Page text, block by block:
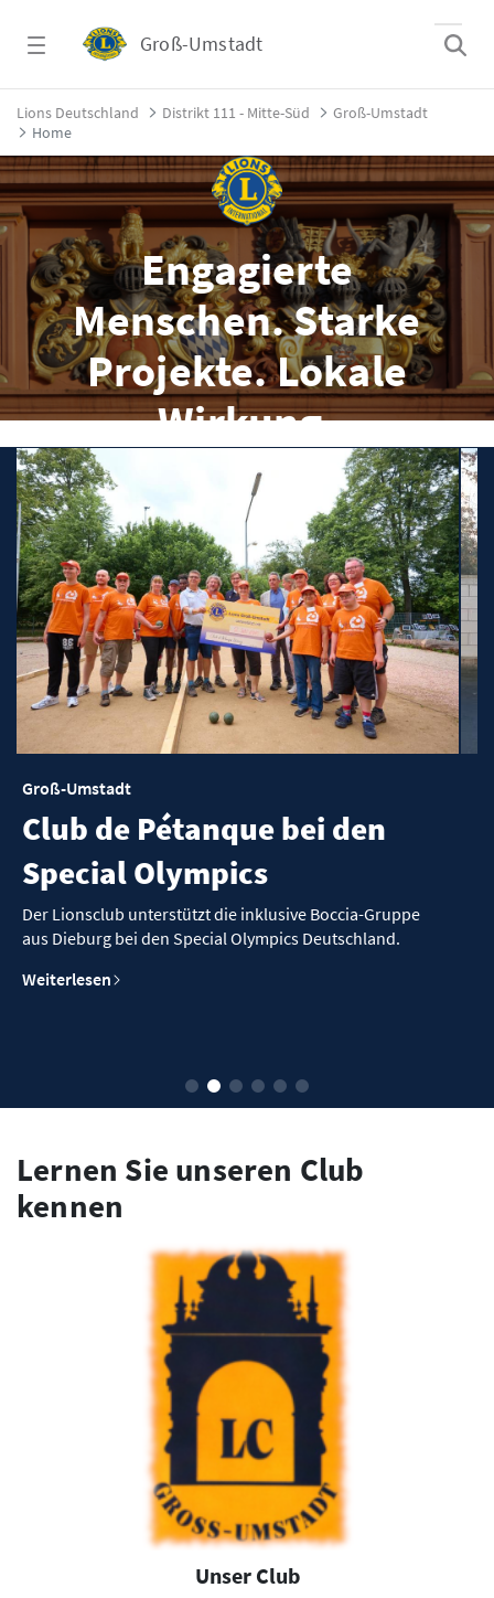
Groß-Umstadt
Home - Groß-Umstadt
Lions Deutschland Distrikt 111 - Mitte-Süd
Groß-Umstadt
Home
Engagierte
Menschen. Starke
Projekte. Lokale
Wirkung.
Gemeinsam Gutes tun in Groß-Umstadt
bei den
Boccia-Gruppe
Deutschland.
Wir helfen der
Ende Dezember konnte die Tafel
sich ganz herzlich für unsere
Lernen Sie unseren Club
kennen
Unser Club